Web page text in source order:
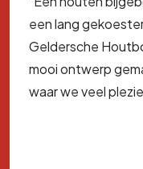
een lang
Geldersche
mooi ontwerp
waar we veel